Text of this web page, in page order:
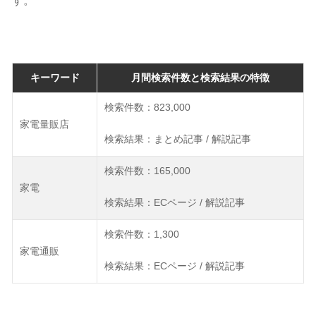
キーワード 月間検索件数と検索結果の特徴
家電量販店
検索件数：823,000
検索結果：まとめ記事 / 解説記事
家電
検索件数：165,000
検索結果：ECページ / 解説記事
家電通販
検索件数：1,300
検索結果：ECページ / 解説記事